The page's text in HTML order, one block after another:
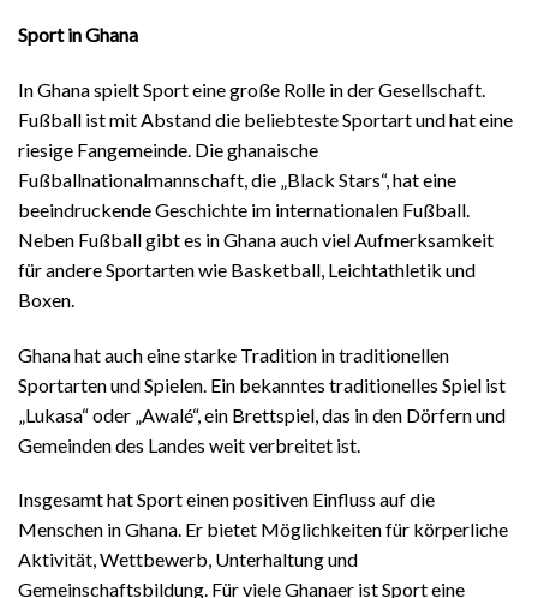
Sport in Ghana
In Ghana spielt Sport eine große Rolle in der Gesellschaft.
Fußball ist mit Abstand die beliebteste Sportart und hat eine
riesige Fangemeinde. Die ghanaische
Fußballnationalmannschaft, die „Black Stars“, hat eine
beeindruckende Geschichte im internationalen Fußball.
Neben Fußball gibt es in Ghana auch viel Aufmerksamkeit
für andere Sportarten wie Basketball, Leichtathletik und
Boxen.
Ghana hat auch eine starke Tradition in traditionellen
Sportarten und Spielen. Ein bekanntes traditionelles Spiel ist
„Lukasa“ oder „Awalé“, ein Brettspiel, das in den Dörfern und
Gemeinden des Landes weit verbreitet ist.
Insgesamt hat Sport einen positiven Einfluss auf die
Menschen in Ghana. Er bietet Möglichkeiten für körperliche
Aktivität, Wettbewerb, Unterhaltung und
Gemeinschaftsbildung. Für viele Ghanaer ist Sport eine